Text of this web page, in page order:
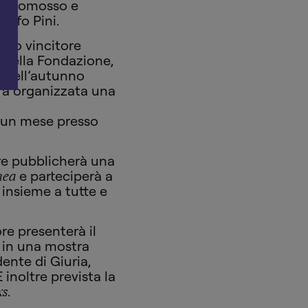
e
Pini.
vincitore
Fondazione,
nell’autunno
organizzata una
mese presso
pubblicherà una
e parteciperà a
a tutte e
presenterà il
una mostra
di Giuria,
inoltre prevista la
.